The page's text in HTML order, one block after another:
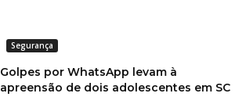
Segurança
Golpes por WhatsApp levam à
apreensão de dois adolescentes em SC